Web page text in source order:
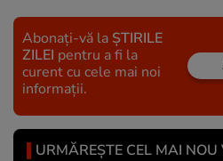
Abonați-vă la ȘTIRILE
ZILEI pentru a fi la
curent cu cele mai noi
informații.
URMĂREȘTE CEL MAI NOU